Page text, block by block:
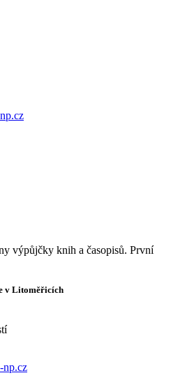
výpůjčky knih a časopisů. První
v Litoměřicích
np.cz